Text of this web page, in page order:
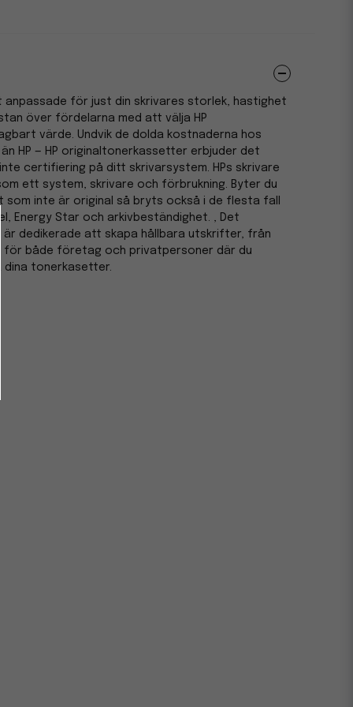
anpassade för just din skrivares storlek, hastighet
över fördelarna med att välja HP
värde. Undvik de dolda kostnaderna hos
HP — HP originaltonerkassetter erbjuder det
certifiering på ditt skrivarsystem. HPs skrivare
ett system, skrivare och förbrukning. Byter du
inte är original så bryts också i de flesta fall
Energy Star och arkivbeständighet. , Det
är dedikerade att skapa hållbara utskrifter, från
för både företag och privatpersoner där du
tonerkasetter.